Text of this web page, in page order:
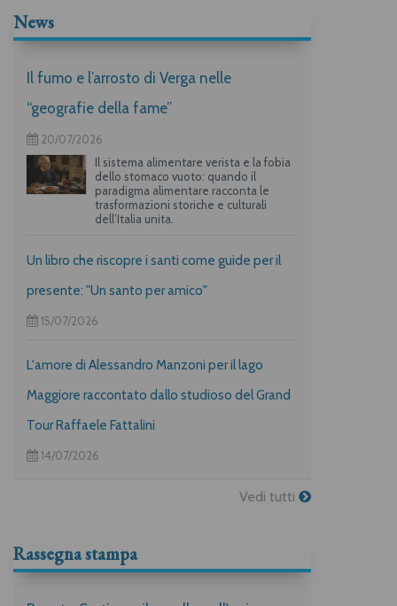
News
Il fumo e l’arrosto di Verga nelle
“geografie della fame”
20/07/2026
Il sistema alimentare verista e la fobia
dello stomaco vuoto: quando il
paradigma alimentare racconta le
trasformazioni storiche e culturali
dell’Italia unita.
Un libro che riscopre i santi come guide per il
presente: "Un santo per amico"
15/07/2026
L'amore di Alessandro Manzoni per il lago
Maggiore raccontato dallo studioso del Grand
Tour Raffaele Fattalini
14/07/2026
Vedi tutti
Rassegna stampa